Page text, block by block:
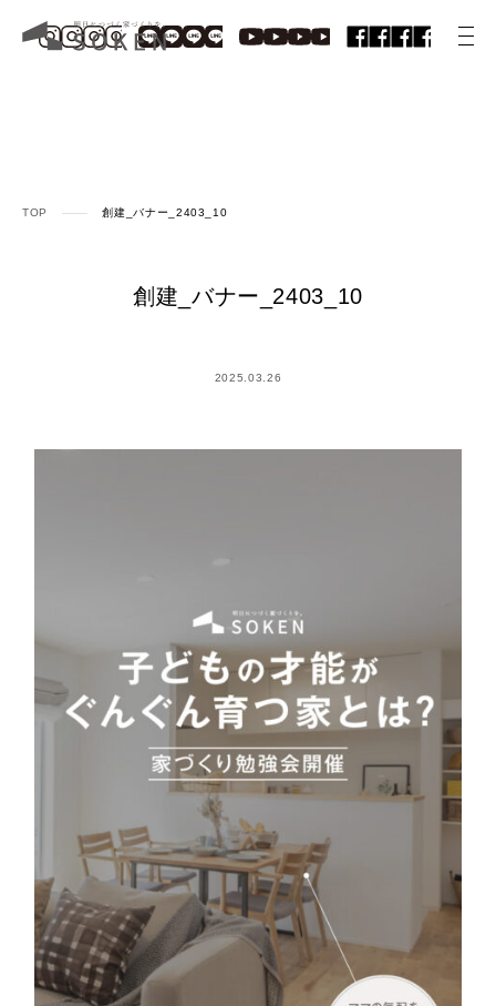
TOP 創建_バナー_2403_10
創建_バナー_2403_10
2025.03.26